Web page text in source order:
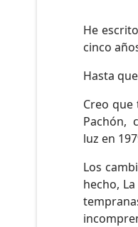
He
cinco
Hasta
Creo
Pachón,
luz en
Los
hecho,